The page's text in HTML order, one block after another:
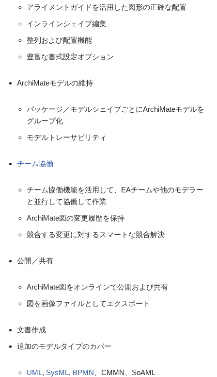
アライメントガイドを活用した図形の正確な配置
インラインシェイプ編集
整列および配置機能
豊富な書式設定オプション
ArchiMateモデルの維持
パッケージ／モデルシェイプごとにArchiMateモデルを
グループ化
モデルトレーサビリティ
チーム協働
チーム協働機能を活用して、EAチームや他のモデラー
と並行して協働して作業
ArchiMate図の変更履歴を保持
競合する変更に対するスマートな競合解決
公開／共有
ArchiMate図をオンラインで公開および共有
図を画像ファイルとしてエクスポート
文書作成
追加のモデルタイプのカバー
UML, SysML, BPMN 、CMMN、SoAML